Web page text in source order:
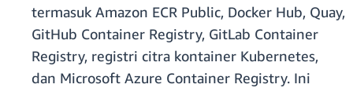
termasuk Amazon ECR Public, Docker Hub, Quay,
GitHub Container Registry, GitLab Container
Registry, registri citra kontainer Kubernetes,
dan Microsoft Azure Container Registry. Ini